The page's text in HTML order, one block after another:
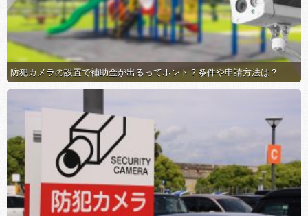
防犯カメラの設置で補助金が出るってホント？条件や申請方法は？